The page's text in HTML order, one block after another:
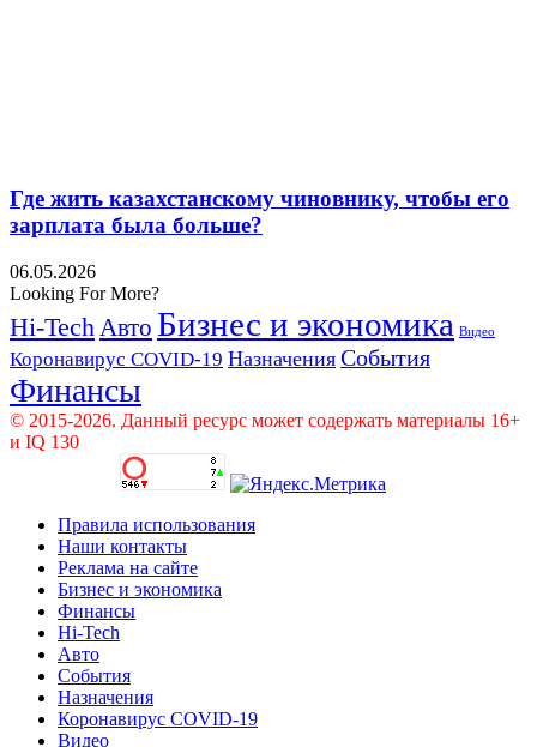
Где жить казахстанскому чиновнику, чтобы его
зарплата была больше?
06.05.2026
Looking For More?
Hi-Tech Авто Бизнес и экономика Видео
Коронавирус COVID-19 Назначения События
Финансы
© 2015-2026. Данный ресурс может содержать материалы 16+
и IQ 130
Правила использования
Наши контакты
Реклама на сайте
Бизнес и экономика
Финансы
Hi-Tech
Авто
События
Назначения
Коронавирус COVID-19
Видео